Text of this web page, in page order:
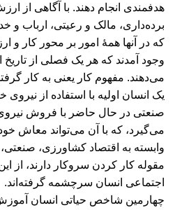
هدفمندی انجام دهند. با آگاهی از
برده‌داری، مالک و رعیتی، ارباب و
که در آنها همۀ امور بر محور کار و
وجود آمدند که هر یک فصلی از
می‌دهند. مفهوم کار یعنی به کار
یک انسان اولیه با استفاده از
صنعتی در حال حاضر با فروش
می‌گیرد، که با آن می‌تواند معاش خود
وابسته به اقتصاد کشاورزی،
مقوله کار کردن سروکار دارند،
اجتماعی انسان سرچشمه گرفته‌اند.
چهارمین شاخص حیاتی انسان